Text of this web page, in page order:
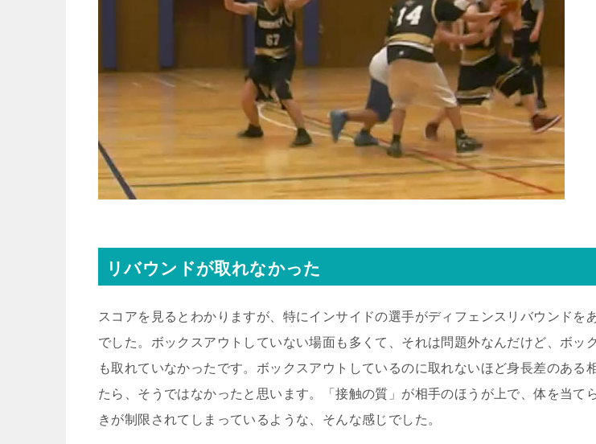
リバウンドが取れなかった
スコアを見るとわかりますが、特にインサイドの選手がディフェンスリバウンドを
でした。ボックスアウトしていない場面も多くて、それは問題外なんだけど、ボッ
も取れていなかったです。ボックスアウトしているのに取れないほど身長差のある
たら、そうではなかったと思います。「接触の質」が相手のほうが上で、体を当て
きが制限されてしまっているような、そんな感じでした。